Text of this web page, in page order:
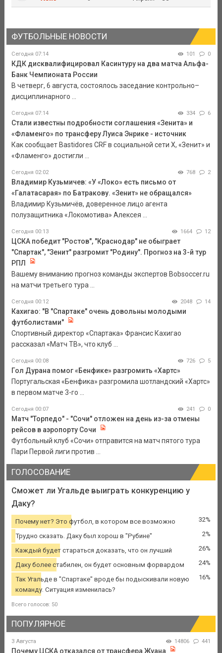
ФУТБОЛЬНЫЕ НОВОСТИ
Сегодня 07:14 101 0
КДК дисквалифицировал Касинтуру на два матча Альфа-
Банк Чемпионата России
В четверг, 6 августа, состоялось заседание контрольно–
дисциплинарного ...
Сегодня 07:14 334 6
Стали известны подробности соглашения «Зенита» и
«Фламенго» по трансферу Луиса Энрике - источник
Как сообщает Bastidores CRF в социальной сети Х, «Зенит» и
«Фламенго» достигли ...
Сегодня 02:02 768 2
Владимир Кузьмичев: «У «Локо» есть письмо от
«Галатасарая» по Батракову. «Зенит» не обращался»
Владимир Кузьмичёв, доверенное лицо агента
полузащитника «Локомотива» Алексея ...
Сегодня 00:13 1664 12
ЦСКА победит "Ростов", "Краснодар" не обыграет
"Спартак", "Зенит" разгромит "Родину". Прогноз на 3-й тур
РПЛ
Вашему вниманию прогноз команды экспертов Bobsoccer.ru
на матчи третьего тура ...
Сегодня 00:12 2048 14
Кахигао: "В "Спартаке" очень довольны молодыми
футболистами"
Спортивный директор «Спартака» Франсис Кахигао
рассказал «Матч ТВ», что клуб ...
Сегодня 00:08 726 5
Гол Дурана помог «Бенфике» разгромить «Хартс»
Португальская «Бенфика» разгромила шотландский «Хартс»
в первом матче 3-го ...
Сегодня 00:07 241 0
Матч "Торпедо" - "Сочи" отложен на день из-за отмены
рейсов в аэропорту Сочи
Футбольный клуб «Сочи» отправится на матч пятого тура
Пари Первой лиги против ...
ГОЛОСОВАНИЕ
Сможет ли Угальде выиграть конкуренцию у
Даку?
Почему нет? Это футбол, в котором все возможно 32%
Трудно сказать. Даку был хорош в "Рубине" 2%
Каждый будет стараться доказать, что он лучший 26%
Даку более стабилен, он будет основным форвардом 24%
Так Угальде в "Спартаке" вроде бы подыскивали новую
команду. Ситуация изменилась?
16%
Всего голосов: 50
ПОПУЛЯРНОЕ
3 Августа 14806 441
Почему ЦСКА отказался от трансфера Жуана